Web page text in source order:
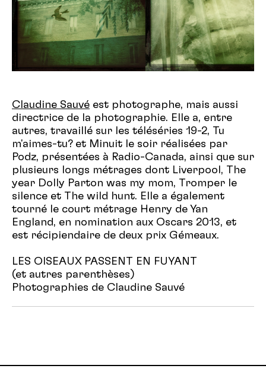
Claudine Sauvé est photographe, mais aussi
directrice de la photographie. Elle a, entre
autres, travaillé sur les téléséries 19-2, Tu
m'aimes-tu? et Minuit le soir réalisées par
Podz, présentées à Radio-Canada, ainsi que sur
plusieurs longs métrages dont Liverpool, The
year Dolly Parton was my mom, Tromper le
silence et The wild hunt. Elle a également
tourné le court métrage Henry de Yan
England, en nomination aux Oscars 2013, et
est récipiendaire de deux prix Gémeaux.
LES OISEAUX PASSENT EN FUYANT
(et autres parenthèses)
Photographies de Claudine Sauvé